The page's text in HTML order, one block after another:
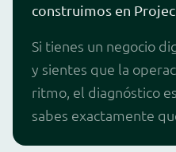
construimos en
Si tienes un negocio
y sientes que la
ritmo, el diagnóstico
sabes exactamente